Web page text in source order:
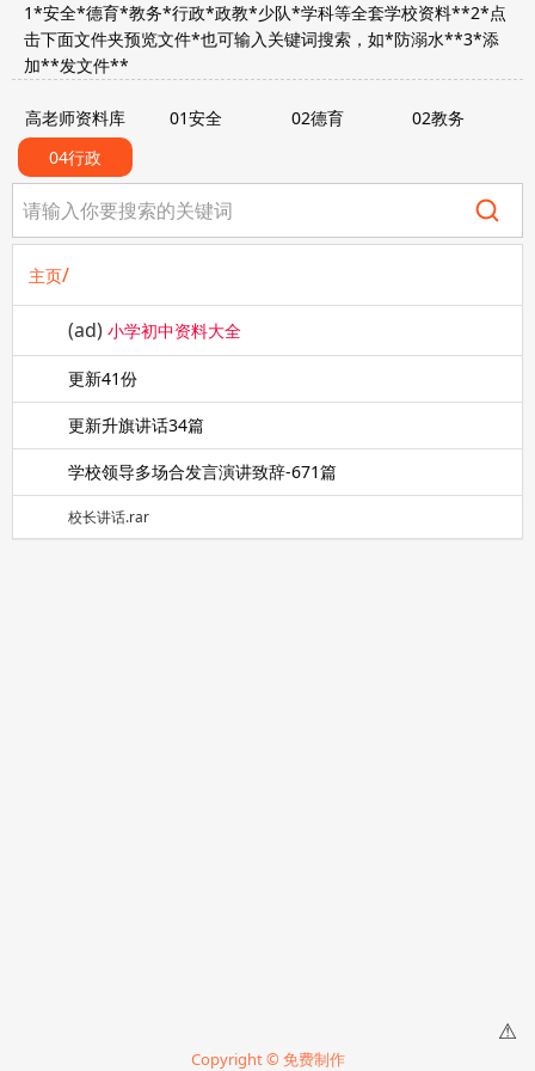
1*安全*德育*教务*行政*政教*少队*学科等全套学校资料**2*点
击下面文件夹预览文件*也可输入关键词搜索，如*防溺水**3*添
加**发文件**
高老师资料库 01安全 02德育
02教务
04行政
主页/
(ad) 小学初中资料大全
更新41份
更新升旗讲话34篇
学校领导多场合发言演讲致辞-671篇
校长讲话.rar
Copyright © 免费制作
⚠